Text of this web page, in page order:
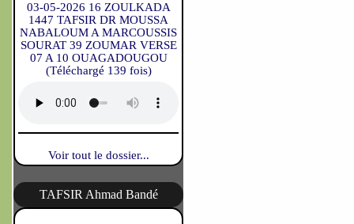
03-05-2026 16 ZOULKADA
1447 TAFSIR DR MOUSSA
NABALOUM A MARCOUSSIS
SOURAT 39 ZOUMAR VERSE
07 A 10 OUAGADOUGOU
(Téléchargé 139 fois)
Voir tout le dossier...
TAFSIR Ahmad Bandé